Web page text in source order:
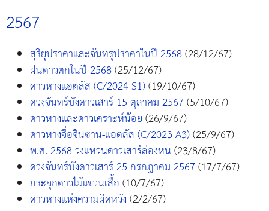
2567
สุริยุปราคาและจันทรุปราคาในปี 2568(28/12/67)
ฝนดาวตกในปี 2568(25/12/67)
ดาวหางแอตลัส (C/2024 S1)(19/10/67)
ดวงจันทร์บังดาวเสาร์ 15 ตุลาคม 2567(5/10/67)
ดาวหางและดาวเคราะห์น้อย(26/9/67)
ดาวหางจื่อจินซาน-แอตลัส (C/2023 A3)(25/9/67)
พ.ศ. 2568 วงแหวนดาวเสาร์ล่องหน(23/8/67)
ดวงจันทร์บังดาวเสาร์ 25 กรกฎาคม 2567(17/7/67)
กระจุกดาวไม้แขวนเสื้อ(10/7/67)
ดาวหางแห่งความผิดหวัง(2/2/67)